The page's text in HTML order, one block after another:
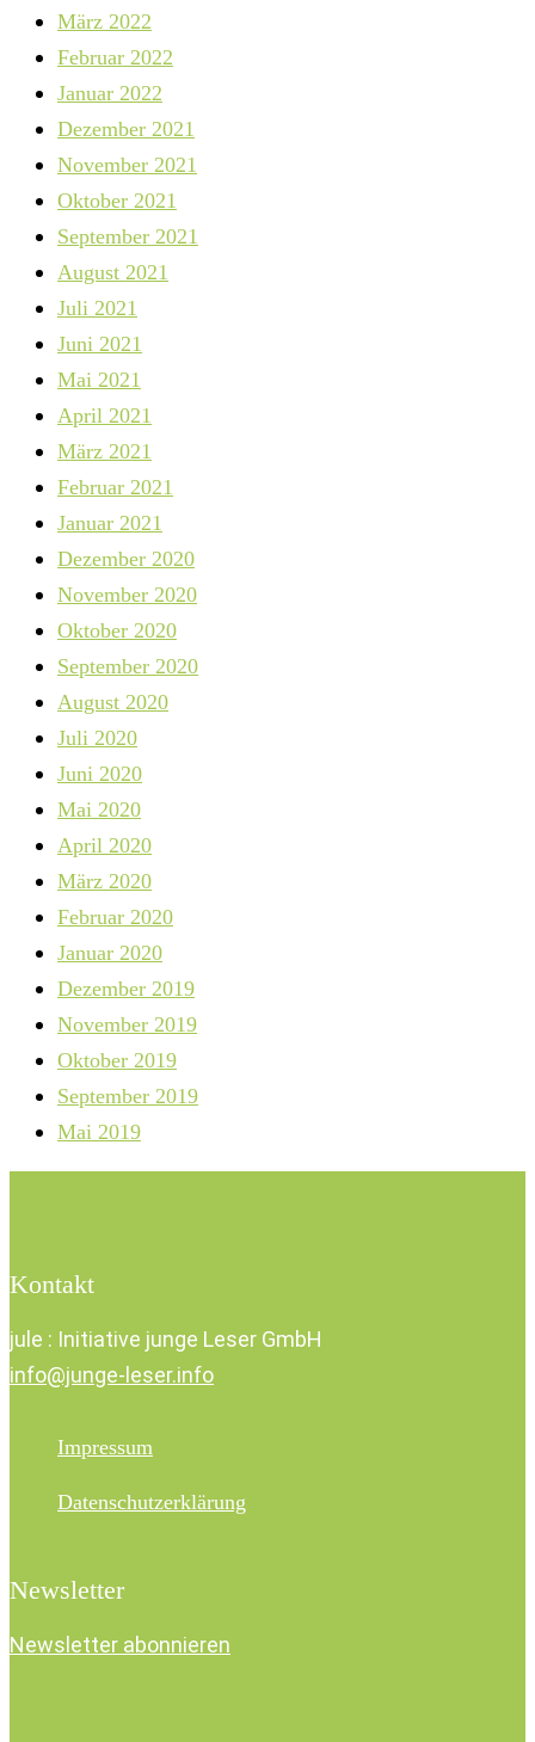
März 2022
Februar 2022
Januar 2022
Dezember 2021
November 2021
Oktober 2021
September 2021
August 2021
Juli 2021
Juni 2021
Mai 2021
April 2021
März 2021
Februar 2021
Januar 2021
Dezember 2020
November 2020
Oktober 2020
September 2020
August 2020
Juli 2020
Juni 2020
Mai 2020
April 2020
März 2020
Februar 2020
Januar 2020
Dezember 2019
November 2019
Oktober 2019
September 2019
Mai 2019
Kontakt
jule : Initiative junge Leser GmbH
info@junge-leser.info
Impressum
Datenschutzerklärung
Newsletter
Newsletter abonnieren